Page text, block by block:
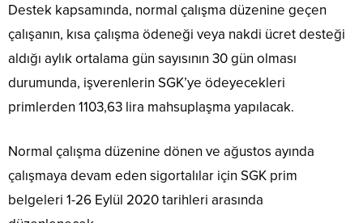
Destek kapsamında, normal çalışma düzenine geçen
çalışanın, kısa çalışma ödeneği veya nakdi ücret desteği
aldığı aylık ortalama gün sayısının 30 gün olması
durumunda, işverenlerin SGK’ye ödeyecekleri
primlerden 1103,63 lira mahsuplaşma yapılacak.
Normal çalışma düzenine dönen ve ağustos ayında
çalışmaya devam eden sigortalılar için SGK prim
belgeleri 1-26 Eylül 2020 tarihleri arasında